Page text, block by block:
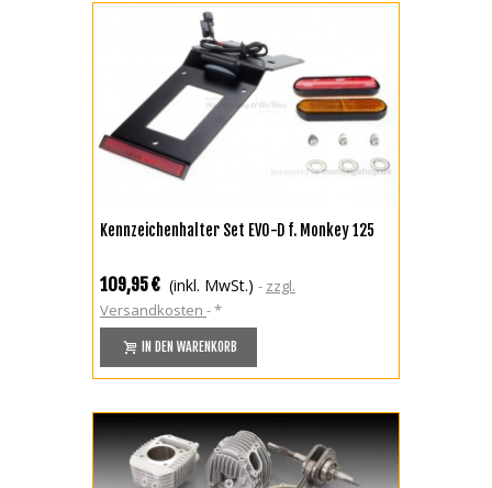
Kennzeichenhalter Set EVO-D f. Monkey 125
109,95 € (inkl. MwSt.)
zzgl.
Versandkosten
*
IN DEN WARENKORB